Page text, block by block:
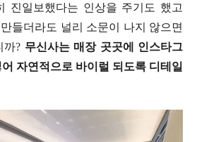
진일보했다는 인상을 주기도 했고
들더라도 널리 소문이 나지 않으면
까? 무신사는 매장 곳곳에 인스타그
자연적으로 바이럴 되도록 디테일